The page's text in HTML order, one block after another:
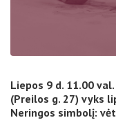
Liepos 9 d. 11.00
(Preilos g. 27) vyks l
Neringos simbolį: